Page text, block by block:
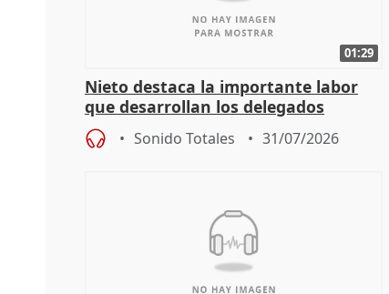
01:29
Nieto destaca la importante labor
que desarrollan los delegados
territoriales de la Junta
Sonido Totales 31/07/2026